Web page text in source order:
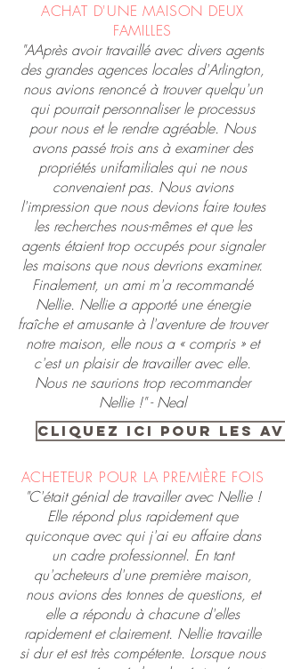
ACHAT D'UNE MAISON DEUX
FAMILLES
"AAprès avoir travaillé avec divers agents
des grandes agences locales d'Arlington,
nous avions renoncé à trouver quelqu'un
qui pourrait personnaliser le processus
pour nous et le rendre agréable. Nous
avons passé trois ans à examiner des
propriétés unifamiliales qui ne nous
convenaient pas. Nous avions
l'impression que nous devions faire toutes
les recherches nous-mêmes et que les
agents étaient trop occupés pour signaler
les maisons que nous devrions examiner.
Finalement, un ami m'a recommandé
Nellie. Nellie a apporté une énergie
fraîche et amusante à l'aventure de trouver
notre maison, elle nous a « compris » et
c'est un plaisir de travailler avec elle.
Nous ne saurions trop recommander
Nellie !" - Neal
Cliquez ici pour les
ACHETEUR POUR LA PREMIÈRE FOIS
"C'était génial de travailler avec Nellie !
Elle répond plus rapidement que
quiconque avec qui j'ai eu affaire dans
un cadre professionnel. En tant
qu'acheteurs d'une première maison,
nous avions des tonnes de questions, et
elle a répondu à chacune d'elles
rapidement et clairement. Nellie travaille
si dur et est très compétente. Lorsque nous